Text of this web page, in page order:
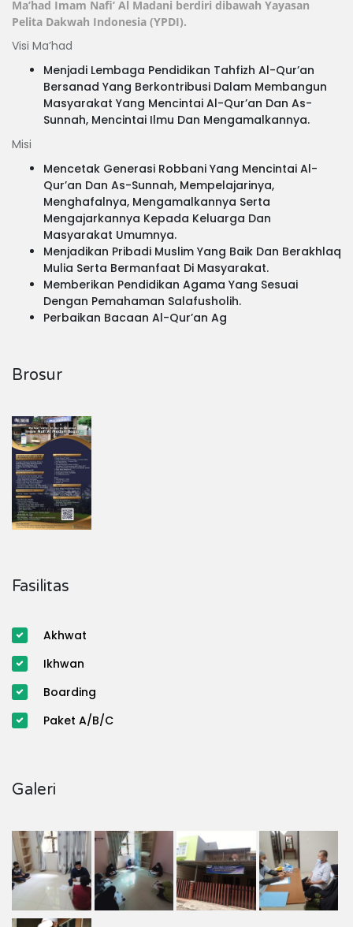
Ma’had Imam Nafi’ Al Madani berdiri dibawah Yayasan
Pelita Dakwah Indonesia (YPDI).
Visi Ma’had
Menjadi Lembaga Pendidikan Tahfizh Al-Qur’an
Bersanad Yang Berkontribusi Dalam Membangun
Masyarakat Yang Mencintai Al-Qur’an Dan As-
Sunnah, Mencintai Ilmu Dan Mengamalkannya.
Misi
Mencetak Generasi Robbani Yang Mencintai Al-
Qur’an Dan As-Sunnah, Mempelajarinya,
Menghafalnya, Mengamalkannya Serta
Mengajarkannya Kepada Keluarga Dan
Masyarakat Umumnya.
Menjadikan Pribadi Muslim Yang Baik Dan Berakhlaq
Mulia Serta Bermanfaat Di Masyarakat.
Memberikan Pendidikan Agama Yang Sesuai
Dengan Pemahaman Salafusholih.
Perbaikan Bacaan Al-Qur’an Ag
Brosur
Fasilitas
Akhwat
Ikhwan
Boarding
Paket A/B/C
Galeri